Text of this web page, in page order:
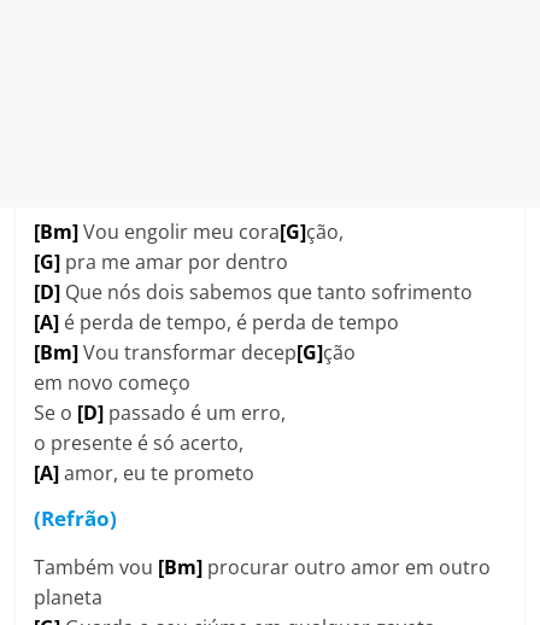
[Bm]Vou engolir meu cora[G]ção,
[G] pra me amar por dentro
[D] Que nós dois sabemos que tanto sofrimento
[A] é perda de tempo, é perda de tempo
[Bm]Vou transformar decep[G]ção
em novo começo
Se o [D] passado é um erro,
o presente é só acerto,
[A]amor, eu te prometo
(Refrão)
Também vou [Bm] procurar outro amor em outro
planeta